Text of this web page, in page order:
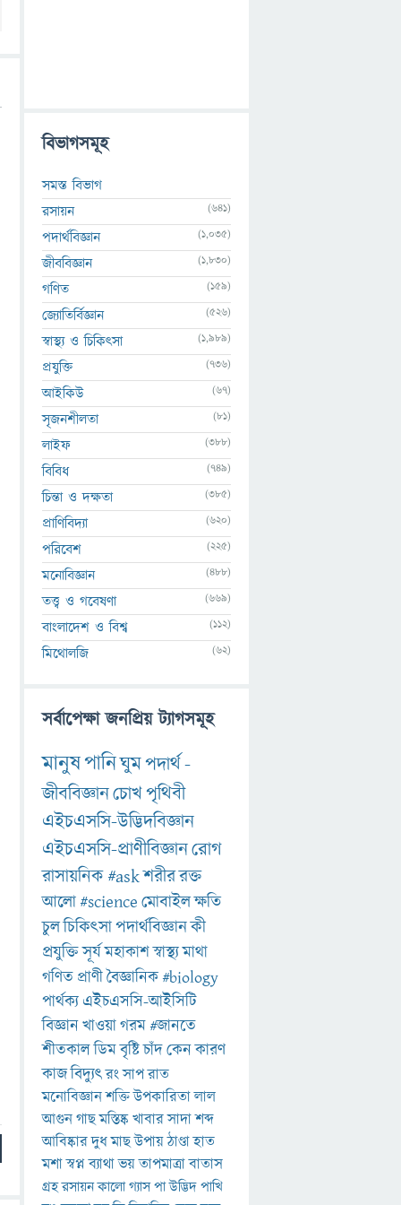
বিভাগসমূহ
সমস্ত বিভাগ
রসায়ন
(641)
পদার্থবিজ্ঞান (1,035)
জীববিজ্ঞান (1,830)
গণিত (159)
জ্যোতির্বিজ্ঞান (526)
স্বাস্থ্য ও চিকিৎসা (1,989)
প্রযুক্তি (736)
আইকিউ (67)
সৃজনশীলতা (81)
লাইফ (388)
বিবিধ (749)
চিন্তা ও দক্ষতা (385)
প্রাণিবিদ্যা (620)
পরিবেশ (225)
মনোবিজ্ঞান (488)
তত্ত্ব ও গবেষণা (669)
বাংলাদেশ ও বিশ্ব (112)
মিথোলজি (62)
সর্বাপেক্ষা জনপ্রিয় ট্যাগসমূহ
মানুষপানিঘুমপদার্থ-
জীববিজ্ঞানচোখপৃথিবী
এইচএসসি-উদ্ভিদবিজ্ঞান
এইচএসসি-প্রাণীবিজ্ঞানরোগ
রাসায়নিক#askশরীররক্ত
আলো#scienceমোবাইলক্ষতি
চুলচিকিৎসাপদার্থবিজ্ঞানকী
প্রযুক্তিসূর্যমহাকাশস্বাস্থ্যমাথা
গণিত প্রাণীবৈজ্ঞানিক#biology
পার্থক্য এইচএসসি-আইসিটি
বিজ্ঞানখাওয়াগরম#জানতে
শীতকালডিমবৃষ্টিচাঁদকেনকারণ
কাজবিদ্যুৎরংসাপরাত
মনোবিজ্ঞানশক্তিউপকারিতালাল
আগুনগাছমস্তিষ্কখাবারসাদাশব্দ
আবিষ্কারদুধমাছউপায়ঠাণ্ডাহাত
মশাস্বপ্নব্যাথাভয়তাপমাত্রাবাতাস
গ্রহরসায়নকালোগ্যাসপাউদ্ভিদপাখি